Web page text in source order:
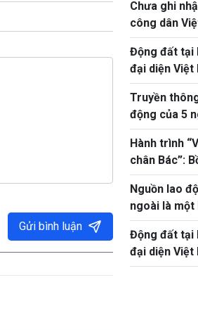
Gửi bình luận
Chưa ghi
công dân
động đất tại
Động đất tại
đại diện
khai bảo hộ
Truyền
động của 5
họa động
Hành trình
chân Bác”:
hương cho
Nguồn lao
ngoài là một
phát triển
Động đất tại
đại diện Việt
hộ công dân